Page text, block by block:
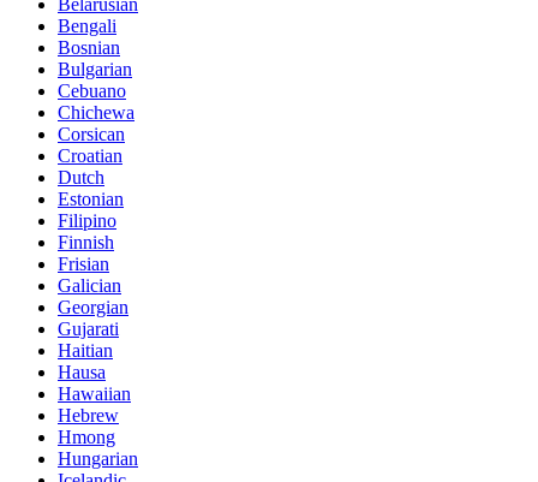
Bengali
Bosnian
Bulgarian
Cebuano
Chichewa
Corsican
Croatian
Dutch
Estonian
Filipino
Finnish
Frisian
Galician
Georgian
Gujarati
Haitian
Hausa
Hawaiian
Hebrew
Hmong
Hungarian